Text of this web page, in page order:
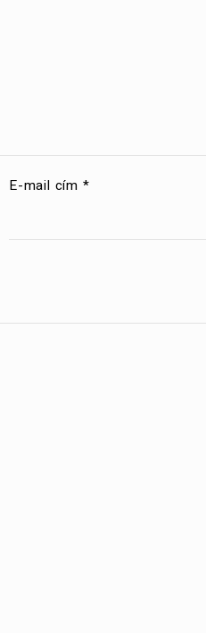
E-mail cím *